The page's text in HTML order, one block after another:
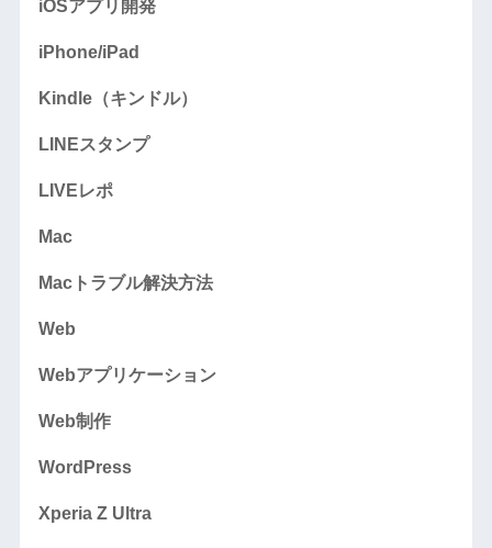
iOSアプリ開発
iPhone/iPad
Kindle（キンドル）
LINEスタンプ
LIVEレポ
Mac
Macトラブル解決方法
Web
Webアプリケーション
Web制作
WordPress
Xperia Z Ultra